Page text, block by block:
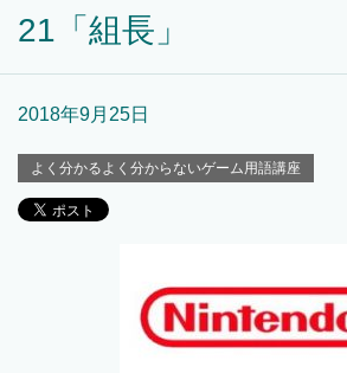
21「組長」
2018年9月25日
よく分かるよく分からないゲーム用語講座